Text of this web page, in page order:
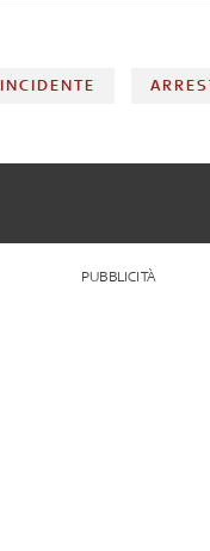
INCIDENTE
PUBBLICITÀ